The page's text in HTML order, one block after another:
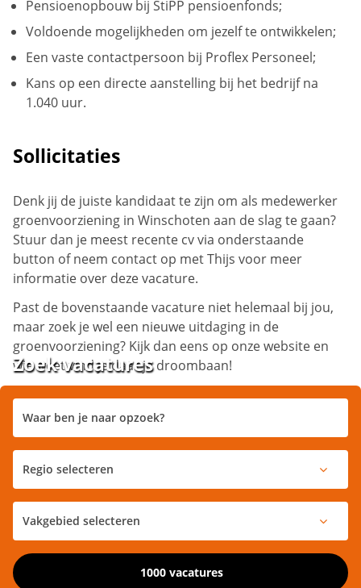
Pensioenopbouw bij StiPP pensioenfonds;
Voldoende mogelijkheden om jezelf te ontwikkelen;
Een vaste contactpersoon bij Proflex Personeel;
Kans op een directe aanstelling bij het bedrijf na
1.040 uur.
Sollicitaties
Denk jij de juiste kandidaat te zijn om als medewerker
groenvoorziening in Winschoten aan de slag te gaan?
Stuur dan je meest recente cv via onderstaande
button of neem contact op met Thijs voor meer
informatie over deze vacature.
Past de bovenstaande vacature niet helemaal bij jou,
maar zoek je wel een nieuwe uitdaging in de
groenvoorziening? Kijk dan eens op onze website en
wie weet vind je daar je droombaan!
Zoek vacatures
1000 vacatures